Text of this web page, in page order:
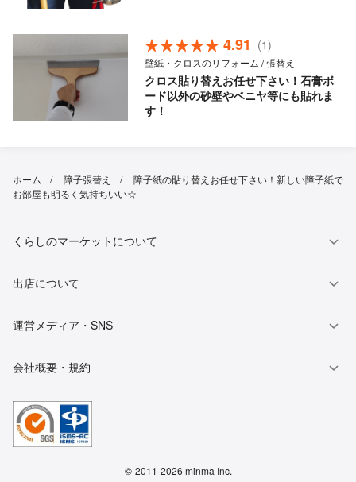
4.91 (1)
壁紙・クロスのリフォーム / 張替え
クロス貼り替えお任せ下さい！石膏ボ
ード以外の砂壁やベニヤ等にも貼れま
す！
ホーム 障子張替え
障子紙の貼り替えお任せ下さい！新しい障子紙で
お部屋も明るく気持ちいい☆
くらしのマーケットについて
出店について
運営メディア・SNS
会社概要・規約
© 2011-2026 minma Inc.